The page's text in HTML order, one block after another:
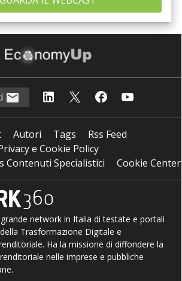
Autori Tags
Rss Feed
e Cookie Policy
Contenuti Specialistici
Cookie Center
network in Italia di testate e portali
Trasformazione Digitale e
Ha la missione di diffondere la
nelle imprese e pubbliche